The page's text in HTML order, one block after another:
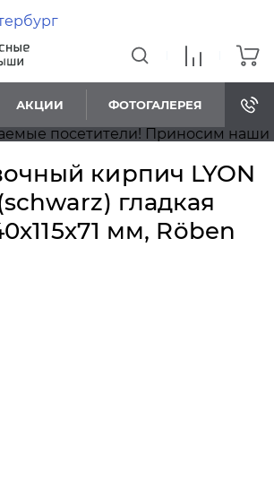
АКЦИИ ФОТОГАЛЕРЕЯ
посетители! Приносим наши
кирпич LYON
гладкая
мм, Röben